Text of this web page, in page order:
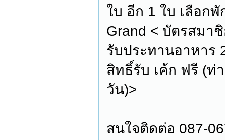
ใบ อีก 1 ใบ เลือก
Grand < บัตรสมา
รับประทานอาหาร
สิทธิ์รับ เค้ก ฟรี (ท่
วัน)>
สนใจติดต่อ 087-